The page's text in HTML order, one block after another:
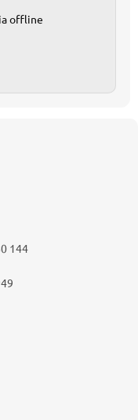
offline
144